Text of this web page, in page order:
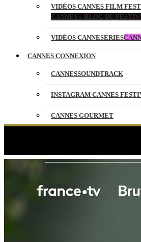
VIDÉOS CANNES FILM
CANNES – BLOG DU
VIDÉOS CANNESERIES
CANNES CONNEXION
CANNESSOUNDTRACK
INSTAGRAM CANNES
CANNES GOURMET
ENGLISH